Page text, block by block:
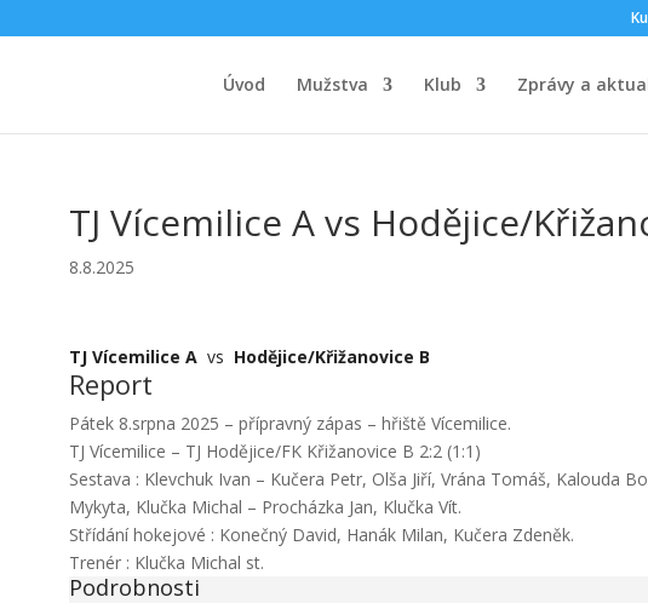
Úvod Mužstva Klub Zprávy a
TJ Vícemilice A vs Hodějice/
8.8.2025
TJ Vícemilice A vs Hodějice/Křižanovice B
Report
Pátek 8.srpna 2025 – přípravný zápas – hřiště Vícemilice.
TJ Vícemilice – TJ Hodějice/FK Křižanovice B 2:2 (1:1)
Sestava : Klevchuk Ivan – Kučera Petr, Olša Jiří, Vrána Tomáš, Kalouda
Mykyta, Klučka Michal – Procházka Jan, Klučka Vít.
Střídání hokejové : Konečný David, Hanák Milan, Kučera Zdeněk.
Trenér : Klučka Michal st.
Podrobnosti